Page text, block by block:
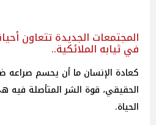
المجتمعات الجديدة تتعاون
في ثيابه الملائكية..
كعادة الإنسان ما أن يحسم صراعه
الحقيقي، قوة الشر المتأصلة فيه
الحياة.